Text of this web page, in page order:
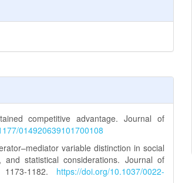
competitive advantage. Journal of
014920639101700108
variable distinction in social
and statistical considerations. Journal of
1182. https://doi.org/10.1037/0022-